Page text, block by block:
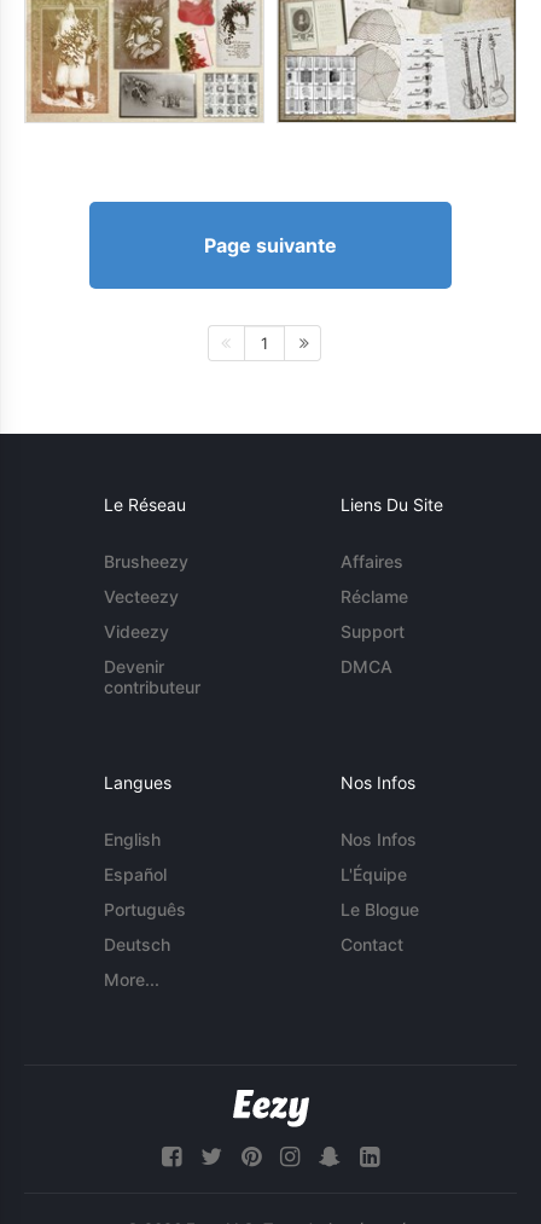
Page suivante
1
Le Réseau
Brusheezy
Vecteezy
Videezy
Devenir
contributeur
Liens Du Site
Affaires
Réclame
Support
DMCA
Langues
English
Español
Português
Deutsch
More...
Nos Infos
Nos Infos
L'Équipe
Le Blogue
Contact